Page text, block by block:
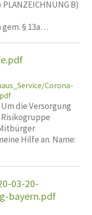
B)
gem. § 13a…
Corona-
die Versorgung
Hilfe an. Name:
03-20-
bayern.pdf